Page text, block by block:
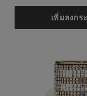
เพิ่มลงกร